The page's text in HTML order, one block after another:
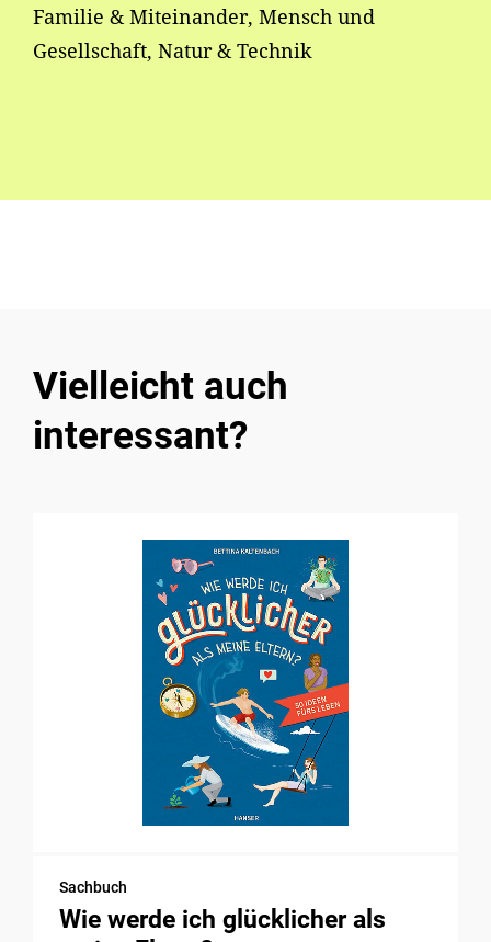
Familie & Miteinander, Mensch und
Gesellschaft, Natur & Technik
Vielleicht auch
interessant?
Sachbuch
Wie werde ich glücklicher als